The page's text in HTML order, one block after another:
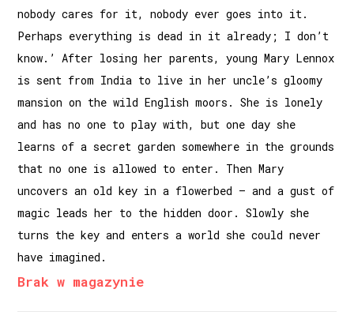
nobody cares for it, nobody ever goes into it.
Perhaps everything is dead in it already; I don’t
know.’ After losing her parents, young Mary Lennox
is sent from India to live in her uncle’s gloomy
mansion on the wild English moors. She is lonely
and has no one to play with, but one day she
learns of a secret garden somewhere in the grounds
that no one is allowed to enter. Then Mary
uncovers an old key in a flowerbed – and a gust of
magic leads her to the hidden door. Slowly she
turns the key and enters a world she could never
have imagined.
Brak w magazynie